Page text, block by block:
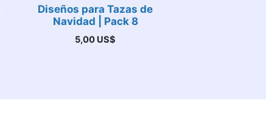
Diseños para Tazas de
Navidad | Pack 8
5,00 US$